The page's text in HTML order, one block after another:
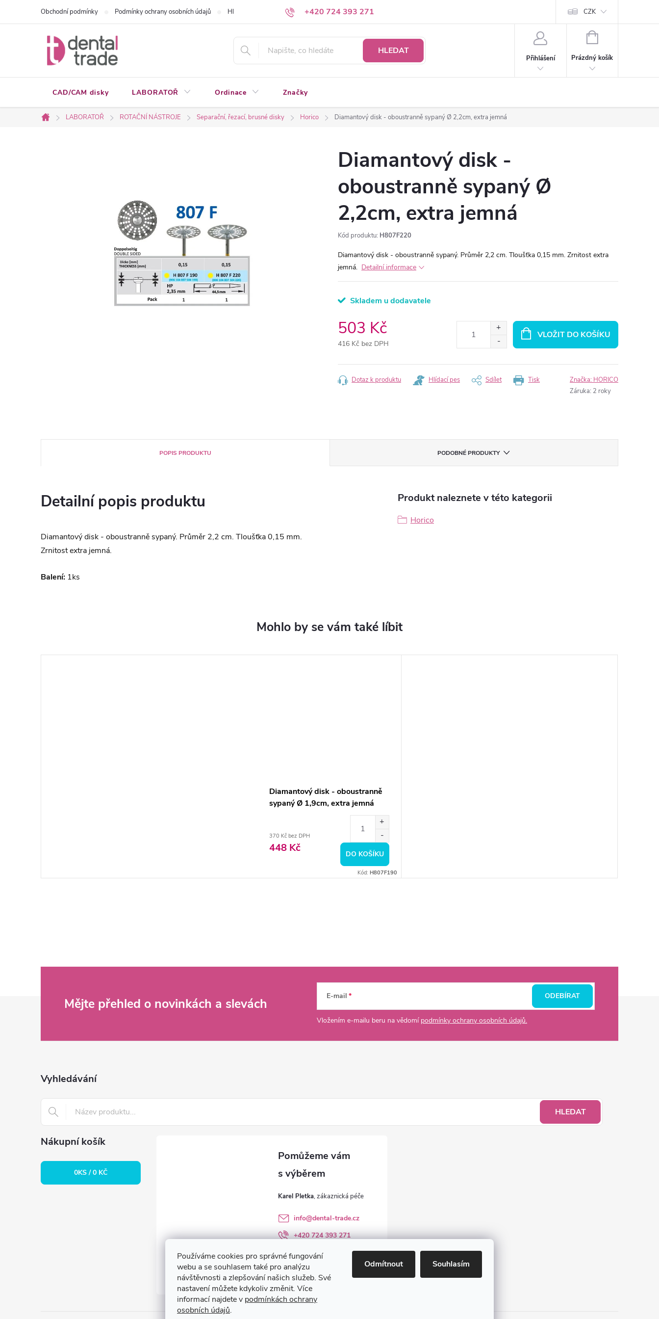
Používáme cookies pro správné fungování
webu a se souhlasem také pro analýzu
návštěvnosti a zlepšování našich služeb. Své
nastavení můžete kdykoliv změnit. Více
informací najdete v podmínkách ochrany
osobních údajů.
Odmítnout Souhlasím
+420 724 393 271
Obchodní podmínky Podmínky ochrany osobních údajů Hledáte a nenacházíte? Napište nám CZK
HLEDAT
Přihlášení
NÁKUPNÍ
Prázdný košík
CAD/CAM disky LABORATOŘ Ordinace Značky
Domů
LABORATOŘ ROTAČNÍ NÁSTROJE Separační, řezací, brusné disky Horico Diamantový disk - oboustranně sypaný Ø 2,2cm, extra jemná
Diamantový disk -
oboustranně sypaný Ø
2,2cm, extra jemná
Kód produktu: H807F220
Diamantový disk - oboustranně sypaný. Průměr 2,2 cm. Tloušťka 0,15 mm. Zrnitost extra
jemná. Detailní informace
Skladem u dodavatele
503 Kč
416 Kč bez DPH
cena:
VLOŽIT DO KOŠÍKU
Tisk
Dotaz k produktu Hlídací pes Sdílet Značka: HORICO
Záruka: 2 roky
POPIS PRODUKTU PODOBNÉ PRODUKTY
Detailní popis produktu
Diamantový disk - oboustranně sypaný. Průměr 2,2 cm. Tloušťka 0,15 mm.
Zrnitost extra jemná.
Balení: 1ks
Produkt naleznete v této kategorii
Horico
Diamantový disk - oboustranně
sypaný Ø 1,9cm, extra jemná
370 Kč bez DPH
448 Kč DO KOŠÍKU
Kód: H807F190
Mějte přehled o novinkách a slevách E-mail
Vložením e-mailu beru na vědomí podmínky ochrany osobních údajů.
ODEBÍRAT
Vyhledávání
HLEDAT
Nákupní košík
0KS /0 KČ
Karel Pletka
info@dental-trade.cz
+420 724 393 271
Sledujte nás na FB
dental_trade.cz